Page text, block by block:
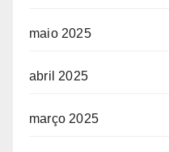
maio 2025
abril 2025
março 2025